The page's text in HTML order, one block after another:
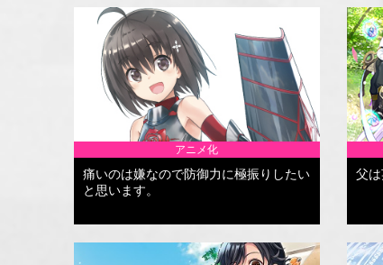
アニメ化
痛いのは嫌なので防御力に極振りしたい
と思います。
父は